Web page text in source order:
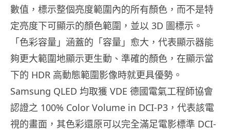
數值，標示整個亮度範圍內的所有顏色，而不是特
定亮度下可顯示的顏色範圍，並以 3D 圖標示。
「色彩容量」涵蓋的「容量」愈大，代表顯示器能
夠更大範圍地顯示更生動、準確的顏色，在顯示當
下的 HDR 高動態範圍影像時就更具優勢。
Samsung QLED 均取獲 VDE 德國電氣工程師協會
認證之 100% Color Volume in DCI-P3，代表該電
視的畫面，其色彩還原可以完全滿足電影標準 DCI-